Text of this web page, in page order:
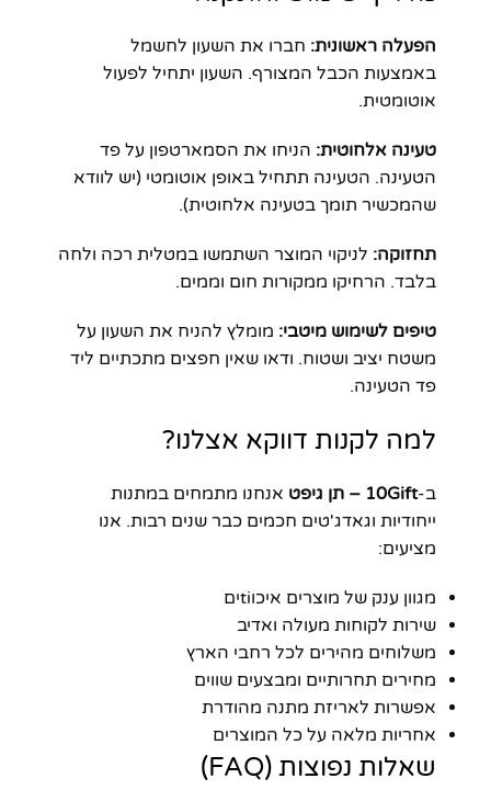
הפעלה ראשונית: חברו את השעון לחשמל
באמצעות הכבל המצורף. השעון יתחיל לפעול
אוטומטית.
טעינה אלחוטית: הניחו את הסמארטפון על פד
הטעינה. הטעינה תתחיל באופן אוטומטי (יש לוודא
שהמכשיר תומך בטעינה אלחוטית).
תחזוקה: לניקוי המוצר השתמשו במטלית רכה ולחה
בלבד. הרחיקו ממקורות חום וממים.
טיפים לשימוש מיטבי: מומלץ להניח את השעון על
משטח יציב ושטוח. ודאו שאין חפצים מתכתיים ליד
פד הטעינה.
למה לקנות דווקא אצלנו?
ב-10Gift – תן גיפט
אנחנו מתמחים במתנות
ייחודיות וגאדג'טים חכמים כבר שנים רבות. אנו
מציעים:
מגוון ענק של מוצרים איכוtiים
שירות לקוחות מעולה ואדיב
משלוחים מהירים לכל רחבי הארץ
מחירים תחרותיים ומבצעים שווים
אפשרות לאריזת מתנה מהודרת
אחריות מלאה על כל המוצרים
שאלות נפוצות (FAQ)